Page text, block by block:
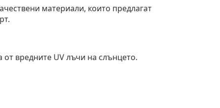
материали, които предлагат
вредните UV лъчи на слънцето.